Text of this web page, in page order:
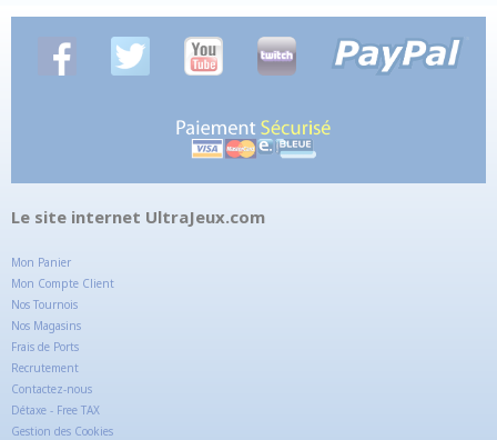
Le site internet UltraJeux.com
Mon Panier
Mon Compte Client
Nos Tournois
Nos Magasins
Frais de Ports
Recrutement
Contactez-nous
Détaxe - Free TAX
Gestion des Cookies